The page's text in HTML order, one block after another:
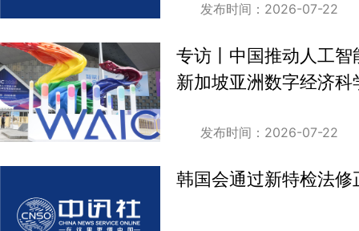
发布时间：2026-07-22
专访丨中国推动人工
新加坡亚洲数字经济
发布时间：2026-07-22
韩国会通过新特检法